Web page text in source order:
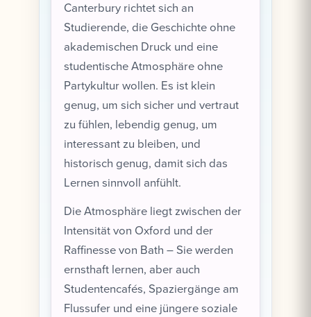
Canterbury richtet sich an
Studierende, die Geschichte ohne
akademischen Druck und eine
studentische Atmosphäre ohne
Partykultur wollen. Es ist klein
genug, um sich sicher und vertraut
zu fühlen, lebendig genug, um
interessant zu bleiben, und
historisch genug, damit sich das
Lernen sinnvoll anfühlt.
Die Atmosphäre liegt zwischen der
Intensität von Oxford und der
Raffinesse von Bath – Sie werden
ernsthaft lernen, aber auch
Studentencafés, Spaziergänge am
Flussufer und eine jüngere soziale